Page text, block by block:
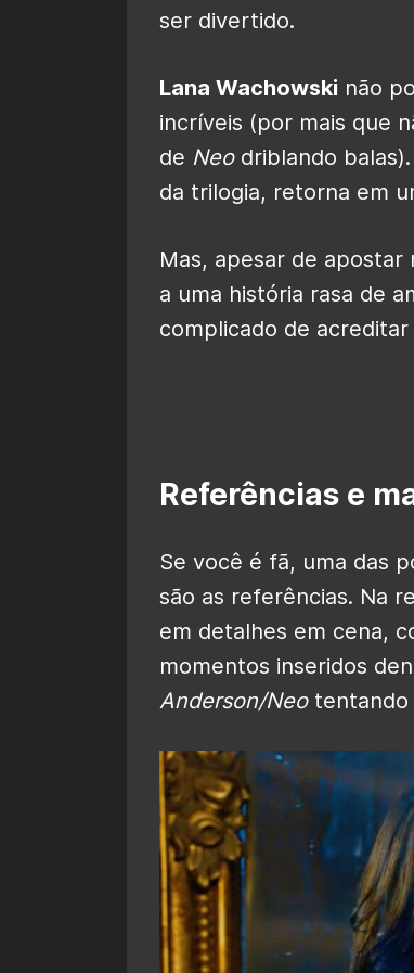
ser divertido.
Lana Wachowski não
incríveis (por mais que
de Neodriblando balas).
da trilogia, retorna em
Mas, apesar de
a uma história rasa de
complicado de acreditar
Referências e
Se você é fã, uma das
são as referências. Na
em detalhes em cena,
momentos inseridos
Anderson/Neotentando